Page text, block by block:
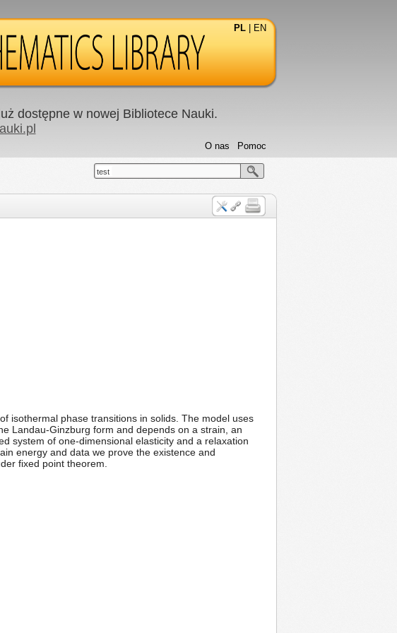
PL EN
dostępne w nowej Bibliotece Nauki.
Pomoc
O nas
test
isothermal phase transitions in solids. The model uses
Landau-Ginzburg form and depends on a strain, an
system of one-dimensional elasticity and a relaxation
energy and data we prove the existence and
fixed point theorem.